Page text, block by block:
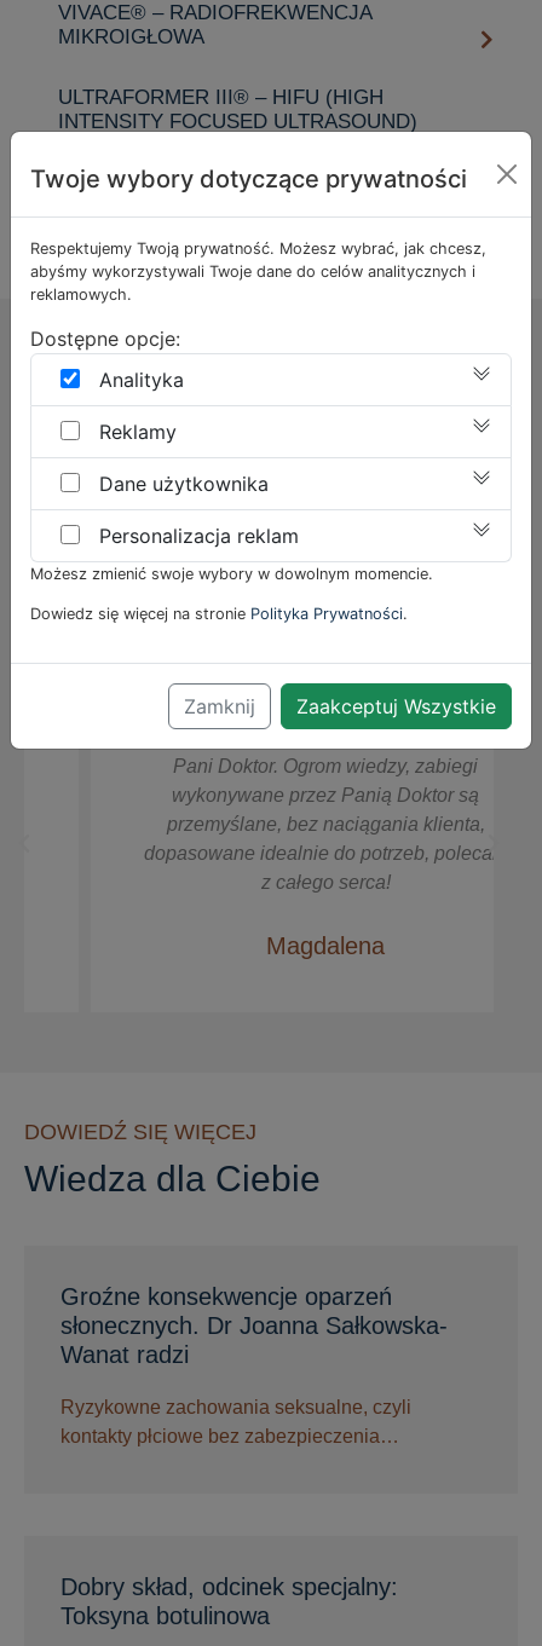
VIVACE® – RADIOFREKWENCJA
MIKROIGŁOWA
ULTRAFORMER III® – HIFU (HIGH
INTENSITY FOCUSED ULTRASOUND)
KOSMETOLOGIA
OPINIE NASZYCH PACJENTÓW
Co o nas mówią?
Nasza Klinika doceniana jest przez stałych pacjentów.
Ekspertów współpracujących
z nami można oglądać oraz słuchać w
najpopularniejszych rozgłośniach i stacjach
telewizyjnych.
Zaufały nam już tysiące pacjentów i pacjentek.
Pani Doktor. Ogrom wiedzy, zabiegi
wykonywane przez Panią Doktor są
przemyślane, bez naciągania klienta,
dopasowane idealnie do potrzeb, polecam
z całego serca!
Magdalena
DOWIEDŹ SIĘ WIĘCEJ
Wiedza dla Ciebie
Groźne konsekwencje oparzeń
słonecznych. Dr Joanna Sałkowska-
Wanat radzi
Ryzykowne zachowania seksualne, czyli
kontakty płciowe bez zabezpieczenia…
Dobry skład, odcinek specjalny:
Toksyna botulinowa
Twoje wybory dotyczące prywatności
Respektujemy Twoją prywatność. Możesz wybrać, jak chcesz,
abyśmy wykorzystywali Twoje dane do celów analitycznych i
reklamowych.
Dostępne opcje:
Analityka
Reklamy
Dane użytkownika
Personalizacja reklam
Możesz zmienić swoje wybory w dowolnym momencie.
Dowiedz się więcej na stronie Polityka Prywatności.
Zamknij Zaakceptuj Wszystkie